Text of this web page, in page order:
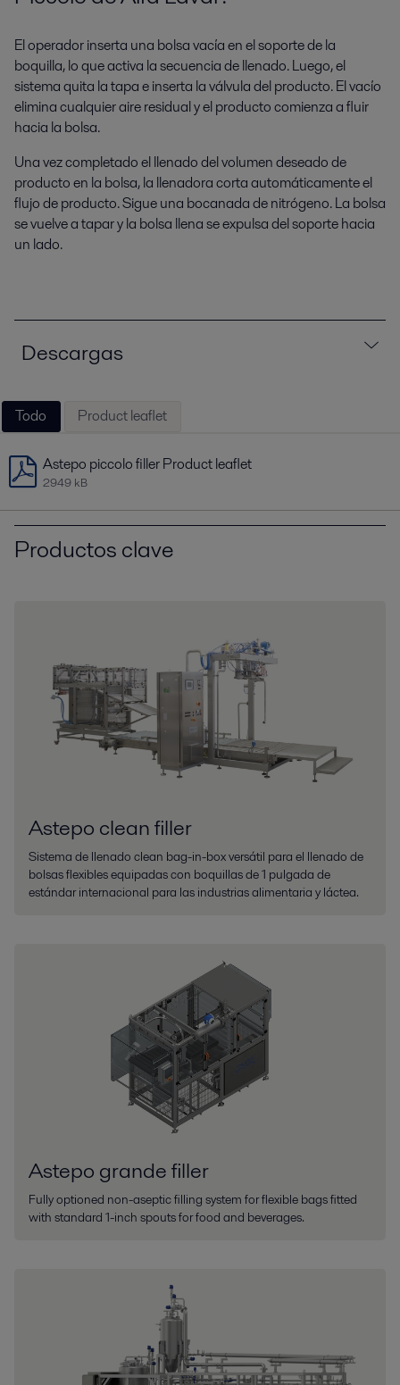
El operador inserta una bolsa vacía en el soporte de la
boquilla, lo que activa la secuencia de llenado. Luego, el
sistema quita la tapa e inserta la válvula del producto. El vacío
elimina cualquier aire residual y el producto comienza a fluir
hacia la bolsa.
Una vez completado el llenado del volumen deseado de
producto en la bolsa, la llenadora corta automáticamente el
flujo de producto. Sigue una bocanada de nitrógeno. La bolsa
se vuelve a tapar y la bolsa llena se expulsa del soporte hacia
un lado.
Descargas
Todo Product leaflet
Astepo piccolo filler Product leaflet
2949 kB
Productos clave
Astepo clean filler
Sistema de llenado clean bag-in-box versátil para el llenado de
bolsas flexibles equipadas con boquillas de 1 pulgada de
estándar internacional para las industrias alimentaria y láctea.
Astepo grande filler
Fully optioned non-aseptic filling system for flexible bags fitted
with standard 1-inch spouts for food and beverages.